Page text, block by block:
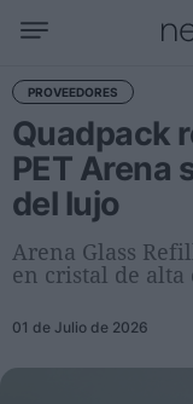
Negocio
Editorial
Actualidad
Economía y sector
Nombramientos
Entrevistas a
Tendencias
PROVEEDORES
Quadpack
PET Arena
del lujo
Arena Glass
en cristal de alta
01 de Julio de 2026